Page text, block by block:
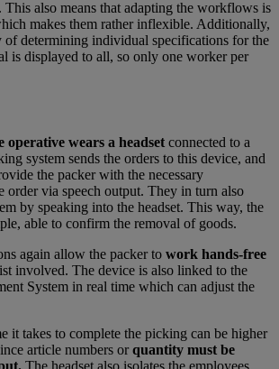
This also means that adapting the workflows is
makes them rather inflexible. Additionally,
of determining individual specifications for the
is displayed to all, so only one worker per
operative wears a headset connected to a
system sends the orders to this device, and
the packer with the necessary
order via speech output. They in turn also
by speaking into the headset. This way, the
able to confirm the removal of goods.
again allow the packer to work hands-free
involved. The device is also linked to the
System in real time which can adjust the
it takes to complete the picking can be higher
article numbers orquantity must be